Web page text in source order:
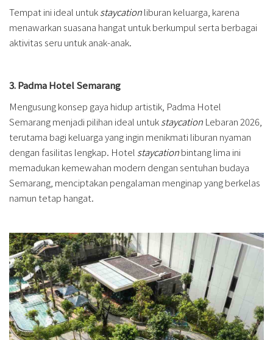
Tempat ini ideal untukstaycationliburan keluarga, karena
menawarkan suasana hangat untuk berkumpul serta berbagai
aktivitas seru untuk anak-anak.
3. Padma Hotel Semarang
Mengusung konsep gaya hidup artistik, Padma Hotel
Semarang menjadi pilihan ideal untukstaycation Lebaran 2026,
terutama bagi keluarga yang ingin menikmati liburan nyaman
dengan fasilitas lengkap. Hotel staycationbintang lima ini
memadukan kemewahan modern dengan sentuhan budaya
Semarang, menciptakan pengalaman menginap yang berkelas
namun tetap hangat.